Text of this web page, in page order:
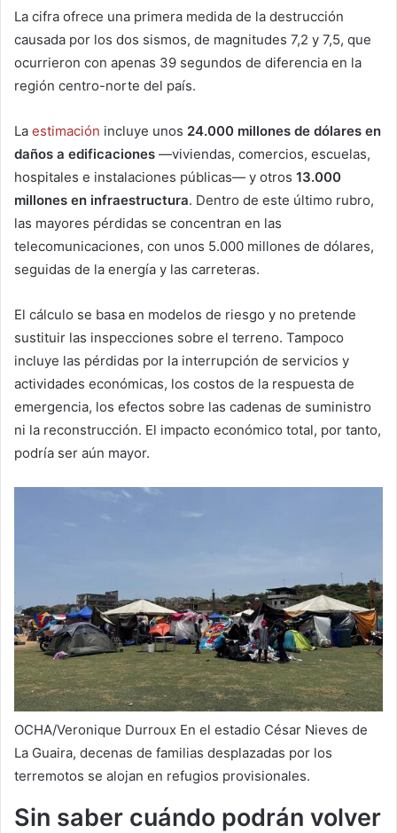
La cifra ofrece una primera medida de la destrucción
causada por los dos sismos, de magnitudes 7,2 y 7,5, que
ocurrieron con apenas 39 segundos de diferencia en la
región centro-norte del país.
La estimación incluye unos 24.000 millones de dólares en
daños a edificaciones —viviendas, comercios, escuelas,
hospitales e instalaciones públicas— y otros 13.000
millones en infraestructura. Dentro de este último rubro,
las mayores pérdidas se concentran en las
telecomunicaciones, con unos 5.000 millones de dólares,
seguidas de la energía y las carreteras.
El cálculo se basa en modelos de riesgo y no pretende
sustituir las inspecciones sobre el terreno. Tampoco
incluye las pérdidas por la interrupción de servicios y
actividades económicas, los costos de la respuesta de
emergencia, los efectos sobre las cadenas de suministro
ni la reconstrucción. El impacto económico total, por tanto,
podría ser aún mayor.
OCHA/Veronique Durroux En el estadio César Nieves de
La Guaira, decenas de familias desplazadas por los
terremotos se alojan en refugios provisionales.
Sin saber cuándo podrán volver